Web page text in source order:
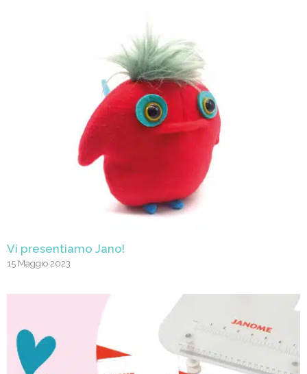
Vi presentiamo Jano!
15 Maggio 2023